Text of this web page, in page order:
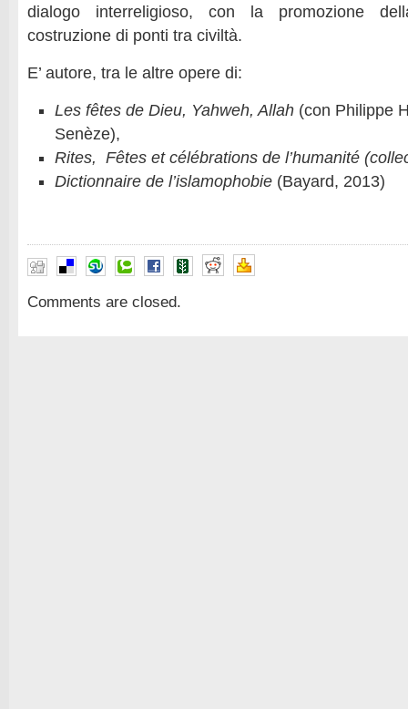
dialogo interreligioso, con la promozione
costruzione di ponti tra civiltà.
E’ autore, tra le altre opere di:
Les fêtes de Dieu, Yahweh, Allah (con Philippe
Senèze),
Rites, Fêtes et célébrations de l’humanité
Dictionnaire de l’islamophobie (Bayard, 2013)
Comments are closed.